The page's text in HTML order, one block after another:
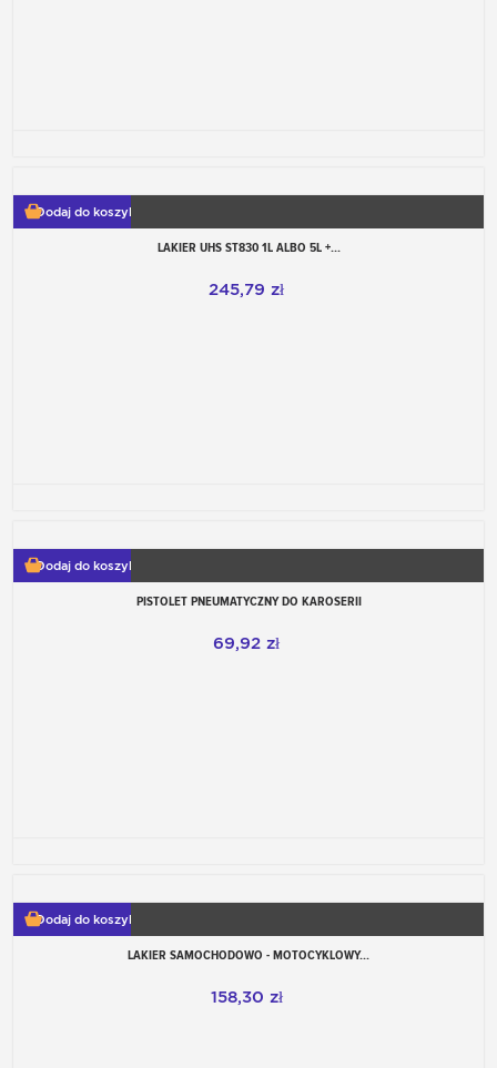
Dodaj do koszyka
LAKIER UHS ST830 1L ALBO 5L +...
245,79 zł
Dodaj do koszyka
PISTOLET PNEUMATYCZNY DO KAROSERII
69,92 zł
Dodaj do koszyka
LAKIER SAMOCHODOWO - MOTOCYKLOWY...
158,30 zł